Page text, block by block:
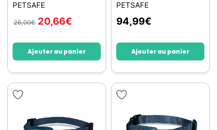
PETSAFE
26,00€ 20,66€
Ajouter au panier
PETSAFE
94,99€
Ajouter au panier